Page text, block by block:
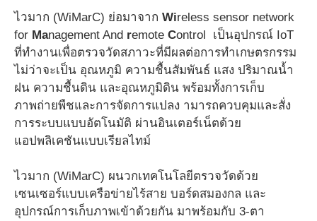
ไวมาก (WiMarC) ย่อมาจาก Wireless sensor network
for Management And remote Control เป็นอุปกรณ์ IoT
ที่ทำงานเพื่อตรวจวัดสภาวะที่มีผลต่อการทำเกษตรกรรม
ไม่ว่าจะเป็น อุณหภูมิ ความชื้นสัมพันธ์ แสง ปริมาณน้ำ
ฝน ความชื้นดิน และอุณหภูมิดิน พร้อมทั้งการเก็บ
ภาพถ่ายพืชและการจัดการแปลง ามารถควบคุมและสั่ง
การระบบแบบอัตโนมัติ ผ่านอินเตอร์เน็ตด้วย
แอปพลิเคชันแบบเรียลไทม์
ไวมาก (WiMarC) ผนวกเทคโนโลยีตรวจวัดด้วย
เซนเซอร์แบบเครือข่ายไร้สาย บอร์ดสมองกล และ
อุปกรณ์การเก็บภาพเข้าด้วยกัน มาพร้อมกับ 3-ตา